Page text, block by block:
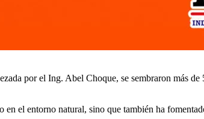
por el Ing. Abel Choque, se sembraron más
el entorno natural, sino que también ha